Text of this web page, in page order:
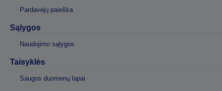
Pardavėjų paieška
Sąlygos
Naudojimo sąlygos
Taisyklės
Saugos duomenų lapai